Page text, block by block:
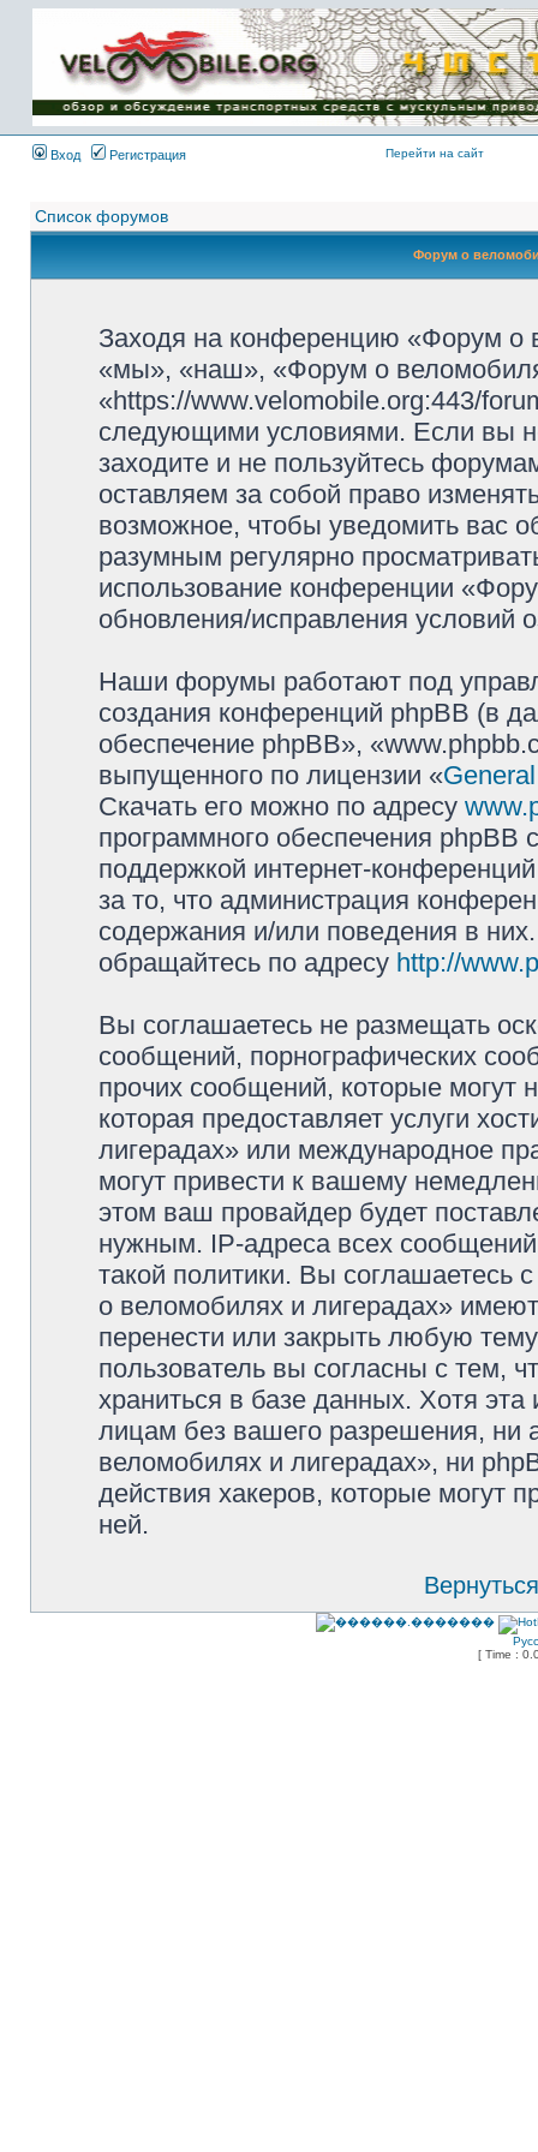
Имя пользователя:
Пароль:
{ LOG_ME_IN_SHORT
}
Вход
Регистрация Перейти на сайт
Список форумов
Форум о
Заходя на конференцию «Форум о
«мы», «наш», «Форум о
«https://www.velomobile.org:443/
следующими условиями. Если вы
заходите и не пользуйтесь
оставляем за собой право
возможное, чтобы уведомить вас
разумным регулярно
использование конференции
обновления/исправления условий
Наши форумы работают под
создания конференций phpBB (в
обеспечение phpBB»,
выпущенного по лицензии «
Скачать его можно по адресу
программного обеспечения phpBB
поддержкой интернет-
за то, что администрация
содержания и/или поведения в
обращайтесь по адресу http://
Вы соглашаетесь не размещать
сообщений, порнографических
прочих сообщений, которые могут
которая предоставляет услуги
лигерадах» или международное
могут привести к вашему
этом ваш провайдер будет
нужным. IP-адреса всех
такой политики. Вы
о веломобилях и лигерадах»
перенести или закрыть любую
пользователь вы согласны с тем,
храниться в базе данных. Хотя
лицам без вашего разрешения, ни
веломобилях и лигерадах», ни
действия хакеров, которые могут
ней.
[ Time :